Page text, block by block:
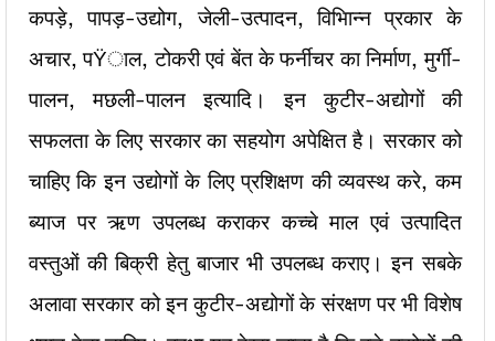
कपड़े, पापड़-उद्योग, जेली-उत्पादन, विभिान्न प्रकार के
अचार, पŸाल, टोकरी एवं बेंत के फर्नीचर का निर्माण, मुर्गी-
पालन, मछली-पालन इत्यादि। इन कुटीर-अद्योगों की
सफलता के लिए सरकार का सहयोग अपेक्षित है। सरकार को
चाहिए कि इन उद्योगों के लिए प्रशिक्षण की व्यवस्थ करे, कम
ब्याज पर ऋण उपलब्ध कराकर कच्चे माल एवं उत्पादित
वस्तुओं की बिक्री हेतु बाजार भी उपलब्ध कराए। इन सबके
अलावा सरकार को इन कुटीर-अद्योगों के संरक्षण पर भी विशेष